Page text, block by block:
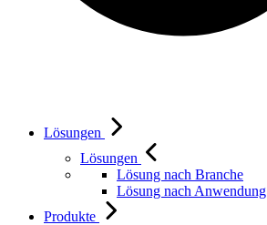
Lösungen
Lösungen
Lösung nach Branche
Lösung nach Anwendung
Produkte